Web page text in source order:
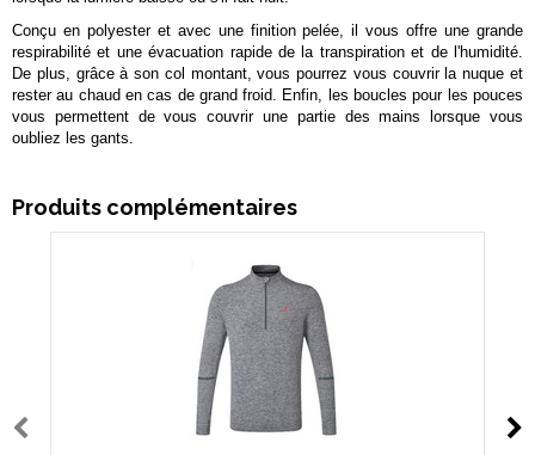
Conçu en polyester et avec une finition pelée, il vous offre une grande
respirabilité et une évacuation rapide de la transpiration et de l'humidité.
De plus, grâce à son col montant, vous pourrez vous couvrir la nuque et
rester au chaud en cas de grand froid. Enfin, les boucles pour les pouces
vous permettent de vous couvrir une partie des mains lorsque vous
oubliez les gants.
Produits complémentaires